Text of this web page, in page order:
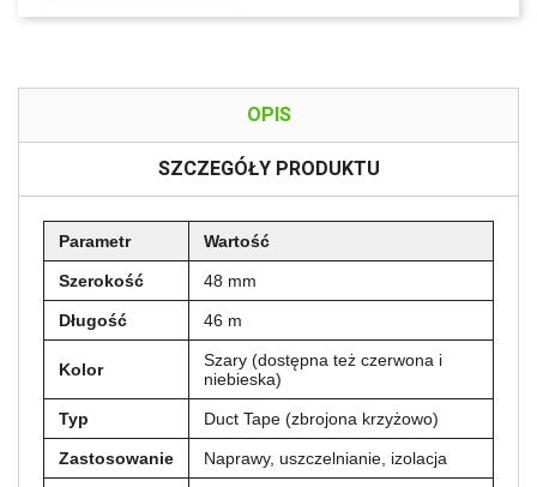
OPIS
SZCZEGÓŁY PRODUKTU
Parametr Wartość
Szerokość 48 mm
Długość 46 m
Kolor
Szary (dostępna też czerwona i
niebieska)
Typ Duct Tape (zbrojona krzyżowo)
Zastosowanie Naprawy, uszczelnianie, izolacja